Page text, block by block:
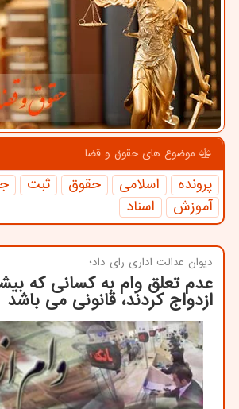
موضوع های حقوق و قضا
پرونده اسلامی حقوق ثبت
آموزش
اسناد
دیوان عدالت اداری رای داد؛
عدم تعلق وام به کسانی که
ازدواج کردند، قانونی می باشد